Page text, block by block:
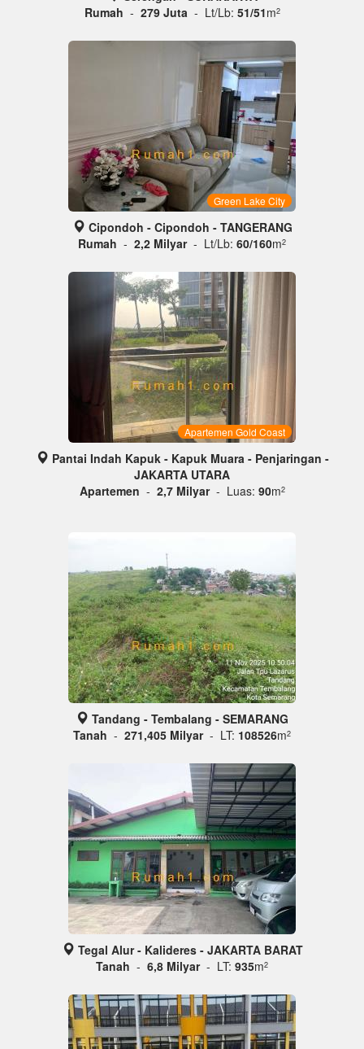
Rumah - 279 Juta - Lt/Lb: 51/51m2
Green Lake City
Cipondoh - Cipondoh - TANGERANG
Rumah - 2,2 Milyar - Lt/Lb: 60/160m2
Apartemen Gold Coast
Pantai Indah Kapuk - Kapuk Muara - Penjaringan -
JAKARTA UTARA
Apartemen - 2,7 Milyar - Luas: 90m2
Tandang - Tembalang - SEMARANG
Tanah - 271,405 Milyar - LT: 108526m2
Tegal Alur - Kalideres - JAKARTA BARAT
Tanah - 6,8 Milyar - LT: 935m2